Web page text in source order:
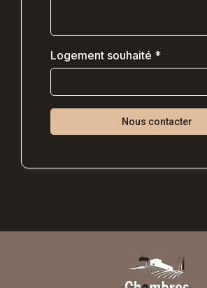
Logement souhaité *
Nous contacter